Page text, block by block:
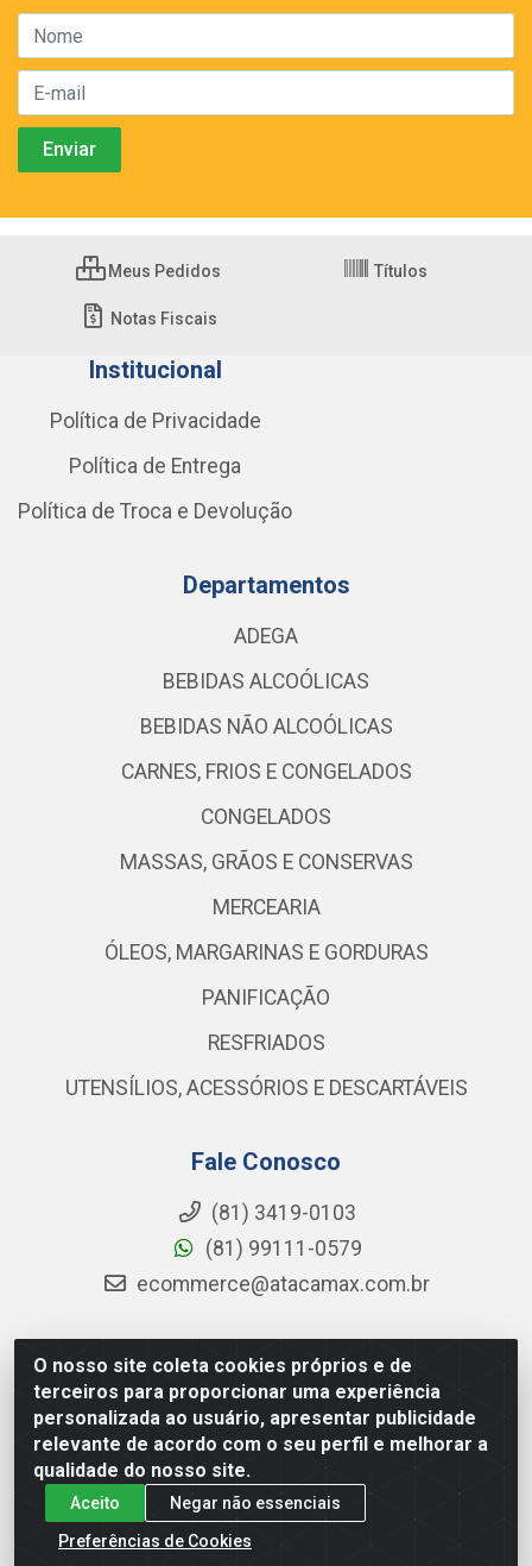
O nosso site coleta cookies próprios e de
terceiros para proporcionar uma experiência
personalizada ao usuário, apresentar publicidade
relevante de acordo com o seu perfil e melhorar a
qualidade do nosso site.
Aceito
Negar não essenciais
Preferências de Cookies
Meus Pedidos Títulos
Notas Fiscais
Institucional
Política de Privacidade
Política de Entrega
Política de Troca e Devolução
Departamentos
ADEGA
BEBIDAS ALCOÓLICAS
BEBIDAS NÃO ALCOÓLICAS
CARNES, FRIOS E CONGELADOS
CONGELADOS
MASSAS, GRÃOS E CONSERVAS
MERCEARIA
ÓLEOS, MARGARINAS E GORDURAS
PANIFICAÇÃO
RESFRIADOS
UTENSÍLIOS, ACESSÓRIOS E DESCARTÁVEIS
Fale Conosco
(81) 3419-0103
(81) 99111-0579
ecommerce@atacamax.com.br
Atacamax Importadora de Alimentos LTDA - RODOVIA BR-
101 - SUL, KM 79,60 GP E GALPAO:D - Muribeca, Jaboatão dos
Guararapes - PE, 54355-010 - CNPJ 08.305.623/0001-84